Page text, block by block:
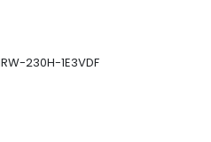
230H-1E3VDF